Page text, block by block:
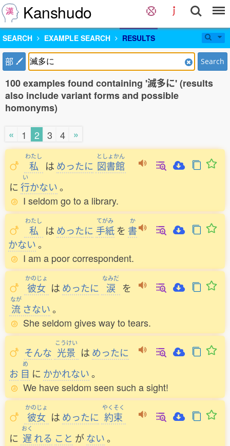
Kanshudo
SEARCH EXAMPLE SEARCH RESULTS
部 Search
100 examples found containing '滅多に' (results
also include variant forms and possible
homonyms)
« 1 2 3 4 »
わたし
私 は めったに
としょかん
図書館
に
い
行かない。
I seldom go to a library.
わたし
私 は めったに
てがみ
手紙 を
か
書
かない。
I am a poor correspondent.
かのじょ
彼女 は めったに
なみだ
涙 を
なが
流 さない。
She seldom gives way to tears.
そんな
こうけい
光景 は めったに
お
め
目 に かかれない。
We have seldom seen such a sight!
かのじょ
彼女 は めったに
やくそく
約束
に
おく
遅 れる こと がない。